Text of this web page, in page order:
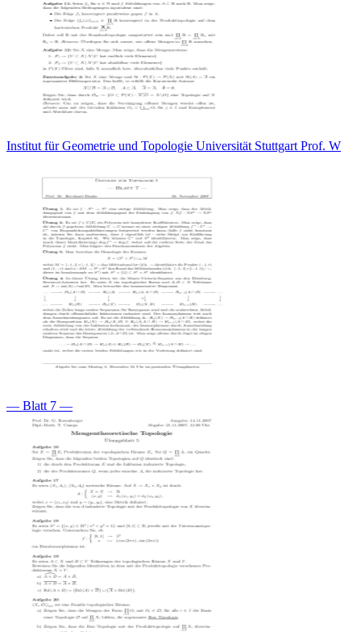
Institut für Geometrie und Topologie Universität Stuttgart Prof. W
— Blatt 7 —